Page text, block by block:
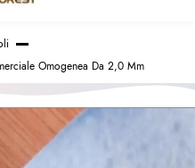
Omogenea Da 2,0 Mm